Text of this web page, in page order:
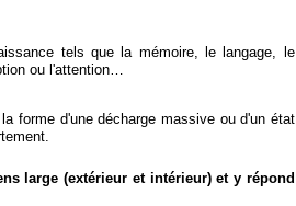
tels que la mémoire, le langage, le
ou l'attention…
forme d'une décharge massive ou d'un état
large (extérieur et intérieur) et y répond